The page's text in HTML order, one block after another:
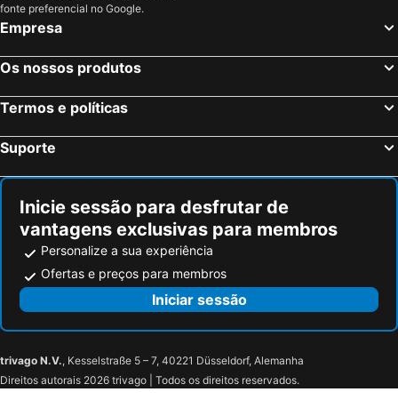
fonte preferencial no Google.
Empresa
Os nossos produtos
Termos e políticas
Suporte
Inicie sessão para desfrutar de
vantagens exclusivas para membros
Personalize a sua experiência
Ofertas e preços para membros
Iniciar sessão
trivago N.V., Kesselstraße 5 – 7, 40221 Düsseldorf, Alemanha
Direitos autorais 2026 trivago | Todos os direitos reservados.